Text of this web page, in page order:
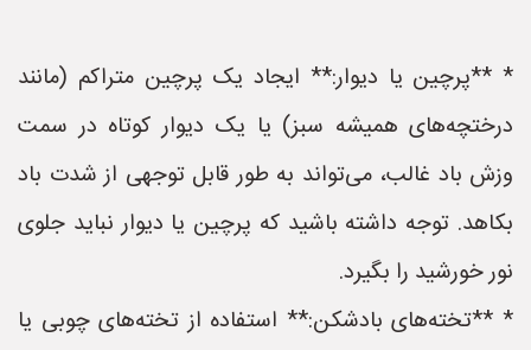
* **پرچین یا دیوار:** ایجاد یک پرچین متراکم (مانند
درختچه‌های همیشه سبز) یا یک دیوار کوتاه در سمت
وزش باد غالب، می‌تواند به طور قابل توجهی از شدت باد
بکاهد. توجه داشته باشید که پرچین یا دیوار نباید جلوی
نور خورشید را بگیرد.
* **تخته‌های بادشکن:** استفاده از تخته‌های چوبی یا